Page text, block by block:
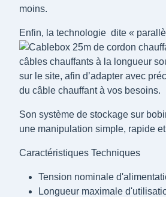
moins.
Enfin, la technologie dite «
câbles chauffants à la longueur
sur le site, afin d’adapter avec
du câble chauffant à vos besoins.
Son système de stockage sur
une manipulation simple, rapide
Caractéristiques Techniques
Tension nominale
Longueur maximale